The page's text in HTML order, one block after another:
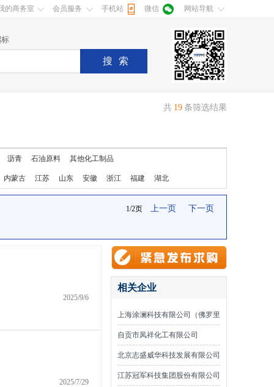
的商务室 会员服务 手机站 微信 网站导航
搜索
共 19 条筛选结果
沥青 石油原料 其他化工制品
内蒙古 江苏 山东 安徽 浙江 福建
湖北
1/2页 上一页 下一页
2025/9/6
2025/7/29
相关企业
上海涂澜科技有限公司（佛罗里
达漆）
自贡市凤祥化工有限公司
北京志盛威华科技发展有限公司
江苏冠军科技集团股份有限公司